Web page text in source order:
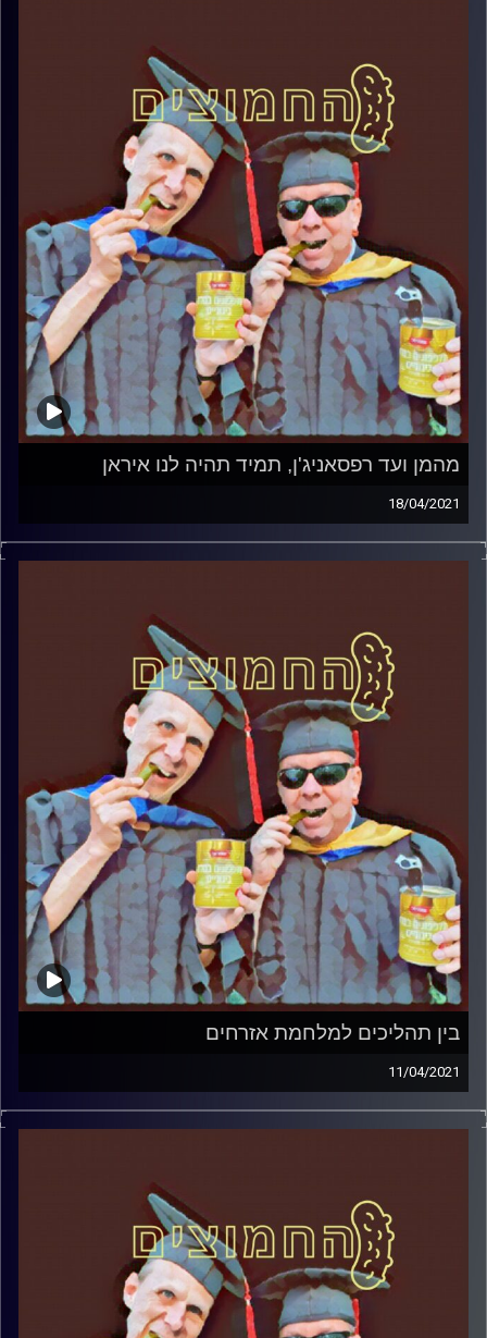
מהמן ועד רפסאניג'ן, תמיד תהיה לנו איראן
18/04/2021
החמוצים – בפעם הרביעית
עם פרופסור בועז בן-דוד ופרופסור גלעד
הירשברגר
והפעם: מועד ד' – מהמן ועד רפסאניג'ן, תמיד
תהיה לנו איראן
קרדיט תמונות:AudioVersity
בין תהליכים למלחמת אזרחים
11/04/2021
החמוצים – בפעם הרביעית
עם פרופסור בועז בן-דוד ופרופסור גלעד
הירשברגר
והפעם:בין תהליכים למלחמת אזרחים